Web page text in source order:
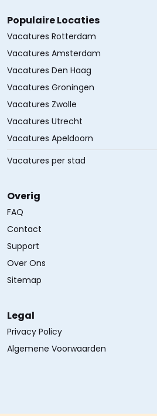
Populaire Locaties
Vacatures Rotterdam
Vacatures Amsterdam
Vacatures Den Haag
Vacatures Groningen
Vacatures Zwolle
Vacatures Utrecht
Vacatures Apeldoorn
Vacatures per stad
Overig
FAQ
Contact
Support
Over Ons
Sitemap
Legal
Privacy Policy
Algemene Voorwaarden